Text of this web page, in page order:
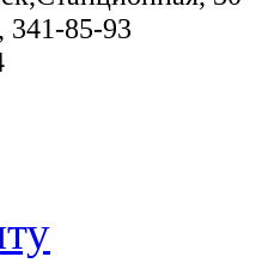
341-85-93